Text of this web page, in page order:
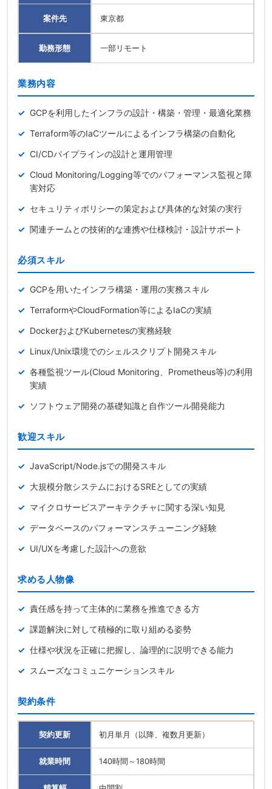
案件先 東京都
勤務形態 一部リモート
業務内容
GCPを利用したインフラの設計・構築・管理・最適化業務
Terraform等のIaCツールによるインフラ構築の自動化
CI/CDパイプラインの設計と運用管理
Cloud Monitoring/Logging等でのパフォーマンス監視と障
害対応
セキュリティポリシーの策定および具体的な対策の実行
関連チームとの技術的な連携や仕様検討・設計サポート
必須スキル
GCPを用いたインフラ構築・運用の実務スキル
TerraformやCloudFormation等によるIaCの実績
DockerおよびKubernetesの実務経験
Linux/Unix環境でのシェルスクリプト開発スキル
各種監視ツール(Cloud Monitoring、Prometheus等)の利用
実績
ソフトウェア開発の基礎知識と自作ツール開発能力
歓迎スキル
JavaScript/Node.jsでの開発スキル
大規模分散システムにおけるSREとしての実績
マイクロサービスアーキテクチャに関する深い知見
データベースのパフォーマンスチューニング経験
UI/UXを考慮した設計への意欲
求める人物像
責任感を持って主体的に業務を推進できる方
課題解決に対して積極的に取り組める姿勢
仕様や状況を正確に把握し、論理的に説明できる能力
スムーズなコミュニケーションスキル
契約条件
契約更新 初月単月（以降、複数月更新）
就業時間 140時間～180時間